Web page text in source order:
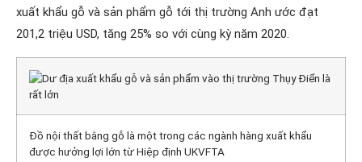
xuất khẩu gỗ và sản phẩm gỗ tới thị trường Anh ước đạt
201,2 triệu USD, tăng 25% so với cùng kỳ năm 2020.
Đồ nội thất bằng gỗ là một trong các ngành hàng xuất khẩu
được hưởng lợi lớn từ Hiệp định UKVFTA